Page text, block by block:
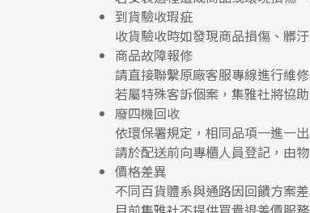
到貨驗收瑕疵
收貨驗收時如發現商品損傷、髒
商品故障報修
請直接聯繫原廠客服專線進行維
若屬特殊客訴個案，集雅社將協
廢四機回收
依環保署規定，相同品項一進一出
請於配送前向專櫃人員登記，由
價格差異
不同百貨體系與通路因回饋方案